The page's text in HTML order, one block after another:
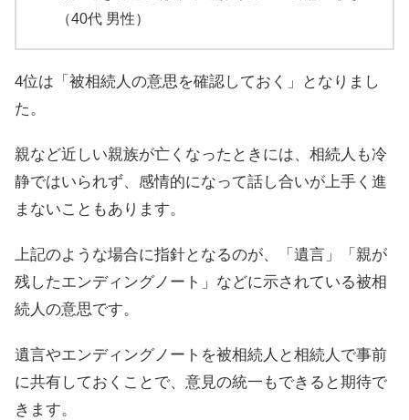
（40代 男性）
4位は「被相続人の意思を確認しておく」となりまし
た。
親など近しい親族が亡くなったときには、相続人も冷
静ではいられず、感情的になって話し合いが上手く進
まないこともあります。
上記のような場合に指針となるのが、「遺言」「親が
残したエンディングノート」などに示されている被相
続人の意思です。
遺言やエンディングノートを被相続人と相続人で事前
に共有しておくことで、意見の統一もできると期待で
きます。